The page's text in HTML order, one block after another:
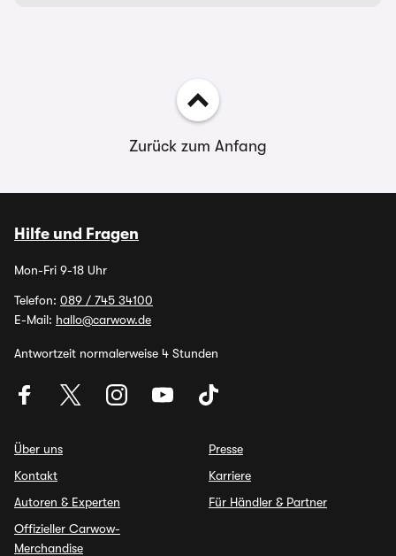
Zurück zum Anfang
Hilfe und Fragen
Mon-Fri 9-18 Uhr
Telefon: 089 / 745 34100
E-Mail: hallo@carwow.de
Antwortzeit normalerweise 4 Stunden
Über uns
Kontakt
Autoren & Experten
Offizieller Carwow-
Merchandise
Presse
Karriere
Für Händler & Partner